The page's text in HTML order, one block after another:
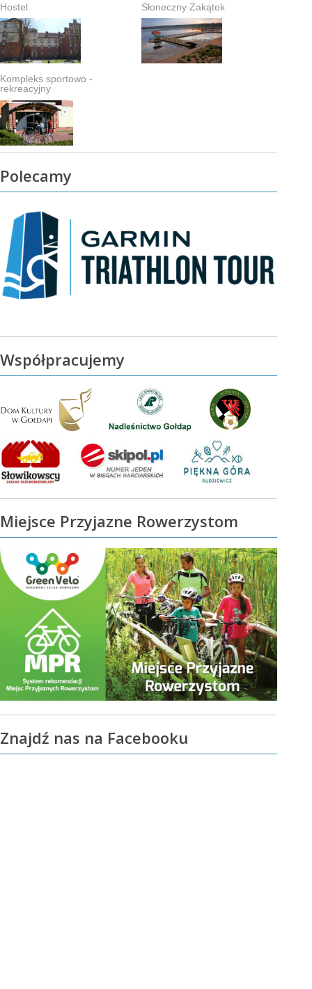
Hostel Słoneczny Zakątek
Kompleks sportowo -
rekreacyjny
Polecamy
Współpracujemy
Miejsce Przyjazne Rowerzystom
Znajdź nas na Facebooku